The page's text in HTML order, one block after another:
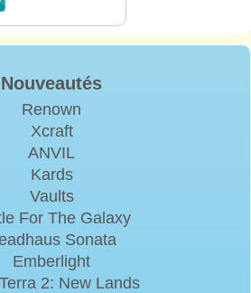
Nouveautés
Renown
Xcraft
ANVIL
Kards
Vaults
For The Galaxy
Sonata
Emberlight
2: New Lands